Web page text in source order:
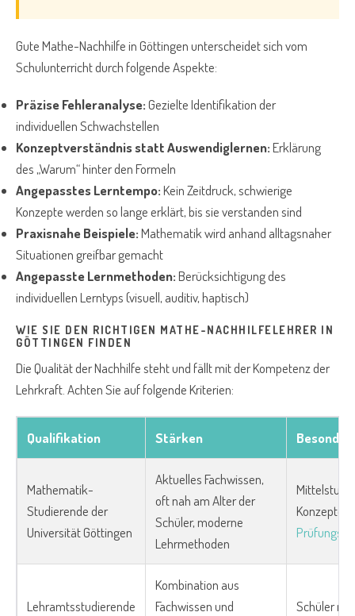
Gute Mathe-Nachhilfe in Göttingen unterscheidet sich vom
Schulunterricht durch folgende Aspekte:
Präzise Fehleranalyse:Gezielte Identifikation der
individuellen Schwachstellen
Konzeptverständnis statt Auswendiglernen:Erklärung
des „Warum“ hinter den Formeln
Angepasstes Lerntempo:Kein Zeitdruck, schwierige
Konzepte werden so lange erklärt, bis sie verstanden sind
Praxisnahe Beispiele:Mathematik wird anhand alltagsnaher
Situationen greifbar gemacht
Angepasste Lernmethoden:Berücksichtigung des
individuellen Lerntyps (visuell, auditiv, haptisch)
WIE SIE DEN RICHTIGEN MATHE-NACHHILFELEHRER IN
GÖTTINGEN FINDEN
Die Qualität der Nachhilfe steht und fällt mit der Kompetenz der
Lehrkraft. Achten Sie auf folgende Kriterien:
Qualifikation Stärken
Mathematik-
Studierende der
Universität Göttingen
Aktuelles Fachwissen,
oft nah am Alter der
Schüler, moderne
Lehrmethoden
Konzepte,
Lehramtsstudierende
Kombination aus
Fachwissen und
Schüler